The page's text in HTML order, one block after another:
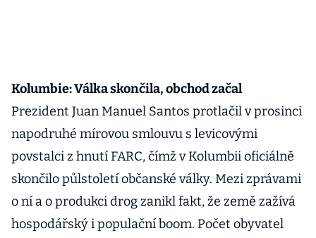
Kolumbie: Válka skončila, obchod začal
Prezident Juan Manuel Santos protlačil v prosinci
napodruhé mírovou smlouvu s levicovými
povstalci z hnutí FARC, čímž v Kolumbii oficiálně
skončilo půlstoletí občanské války. Mezi zprávami
o ní a o produkci drog zanikl fakt, že země zažívá
hospodářský i populační boom. Počet obyvatel